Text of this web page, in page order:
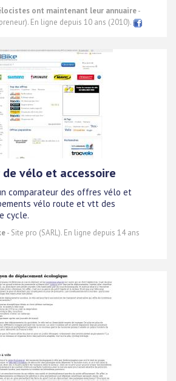
ont maintenant leur annuaire-
En ligne depuis 10 ans (2010).
vélo et accessoire
comparateur des offres vélo et
vélo route et vtt des
cycle.
- Site pro (SARL). En ligne depuis 14 ans